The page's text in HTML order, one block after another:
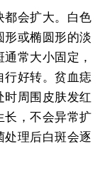
都会扩大。白色
形或椭圆形的淡
常大小固定，
行好转。贫血痣
时周围皮肤发红
长，不会异常扩
处理后白斑会逐